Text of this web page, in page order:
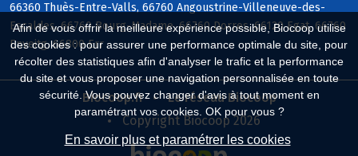
Afin de vous offrir la meilleure expérience possible, Biocoop utilise
des cookies : pour assurer une performance optimale du site, pour
récolter des statistiques afin d'analyser le trafic et la performance
du site et vous proposer une navigation personnalisée en toute
sécurité. Vous pouvez changer d'avis à tout moment en
paramétrant vos cookies. OK pour vous ?
En savoir plus et paramétrer les cookies
66360 Thuès-Entre-Valls, 66760 Angoustrine-Villeneuve-des-
Escaldes, 66760 Bourg-Madame, 66760 Dorres, 66120 Egat, 66760
Enveitg, 66800 Err
Biocoop.fr
Le réseau Biocoop
Copyright Biocoop 2026